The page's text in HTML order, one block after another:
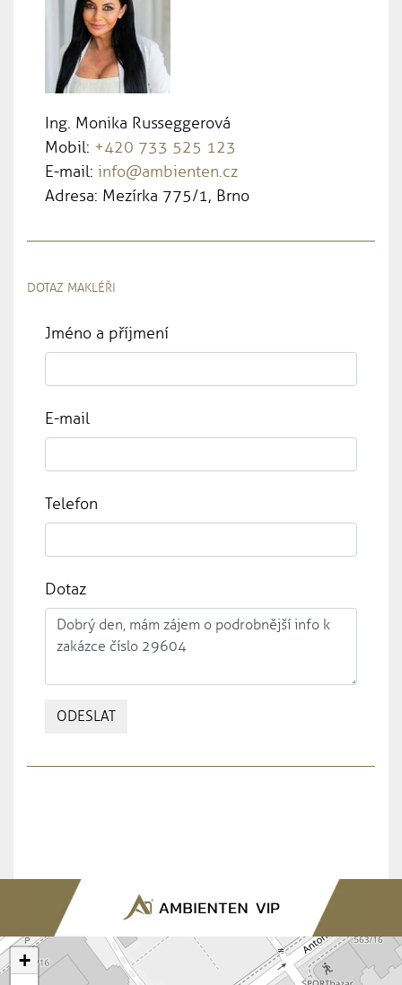
Ing. Monika Russeggerová
Mobil: +420 733 525 123
E-mail: info@ambienten.cz
Adresa: Mezírka 775/1, Brno
DOTAZ MAKLÉŘI
Jméno a příjmení
E-mail
Telefon
Dotaz
ODESLAT
+